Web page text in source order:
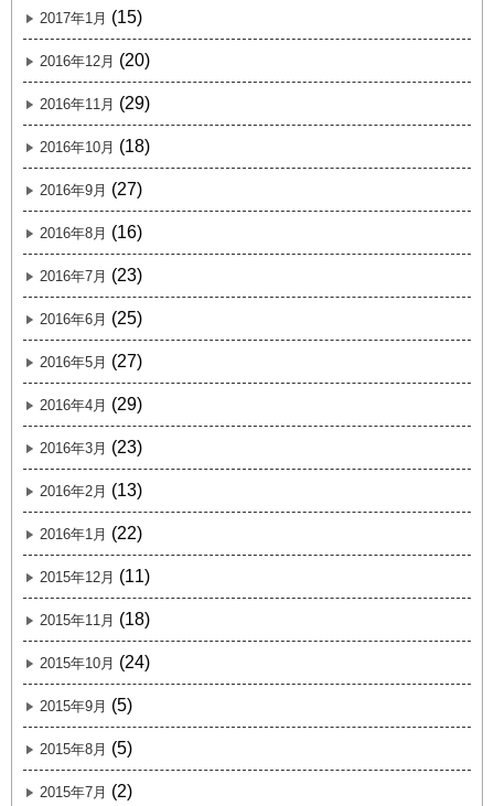
2017年1月 (15)
2016年12月 (20)
2016年11月 (29)
2016年10月 (18)
2016年9月 (27)
2016年8月 (16)
2016年7月 (23)
2016年6月 (25)
2016年5月 (27)
2016年4月 (29)
2016年3月 (23)
2016年2月 (13)
2016年1月 (22)
2015年12月 (11)
2015年11月 (18)
2015年10月 (24)
2015年9月 (5)
2015年8月 (5)
2015年7月 (2)